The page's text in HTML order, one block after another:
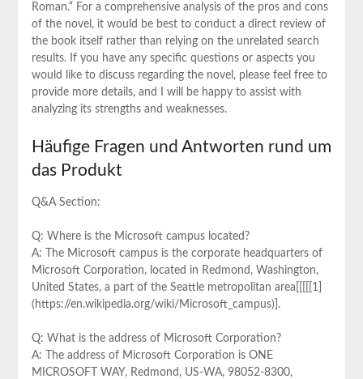
Roman.“ For a comprehensive analysis of the‌ pros⁣ and cons
of the ⁢novel, it would be best​ to conduct a direct review of
the book itself rather than relying on the unrelated search⁢
results. If you have any specific questions or ⁢aspects ‌you
would ‌like⁢ to discuss regarding the novel, please feel free to
provide more details, and I ⁤will be happy to assist with⁣
analyzing its strengths and weaknesses.
Häufige Fragen und Antworten rund um
das Produkt
Q&A ​Section:
Q: Where ‌is⁢ the Microsoft campus⁣ located?
A: The Microsoft campus is the corporate headquarters of
Microsoft Corporation, located in Redmond, Washington,
United States, a part of the‍ Seattle metropolitan area[[[[[1]
(https://en.wikipedia.org/wiki/Microsoft_campus)].
Q:⁤ What is the address of Microsoft Corporation?
A: The address of Microsoft Corporation is ONE
MICROSOFT WAY, Redmond, ⁤US-WA, 98052-8300,